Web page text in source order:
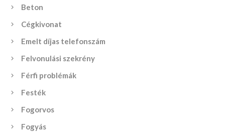
Beton
Cégkivonat
Emelt díjas telefonszám
Felvonulási szekrény
Férfi problémák
Festék
Fogorvos
Fogyás